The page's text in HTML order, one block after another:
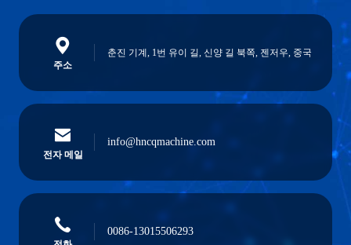
주소
춘진 기계, 1번 유이 길, 신양 길 북쪽, 젠저우, 중국
전자 메일
info@hncqmachine.com
0086-13015506293